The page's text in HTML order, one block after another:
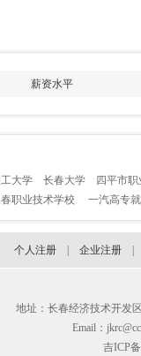
薪资水平
大学 长春大学
四平市
职业技术学校 一汽高专
个人注册 企业注册
地址：长春经济技术开发
Email：
吉ICP